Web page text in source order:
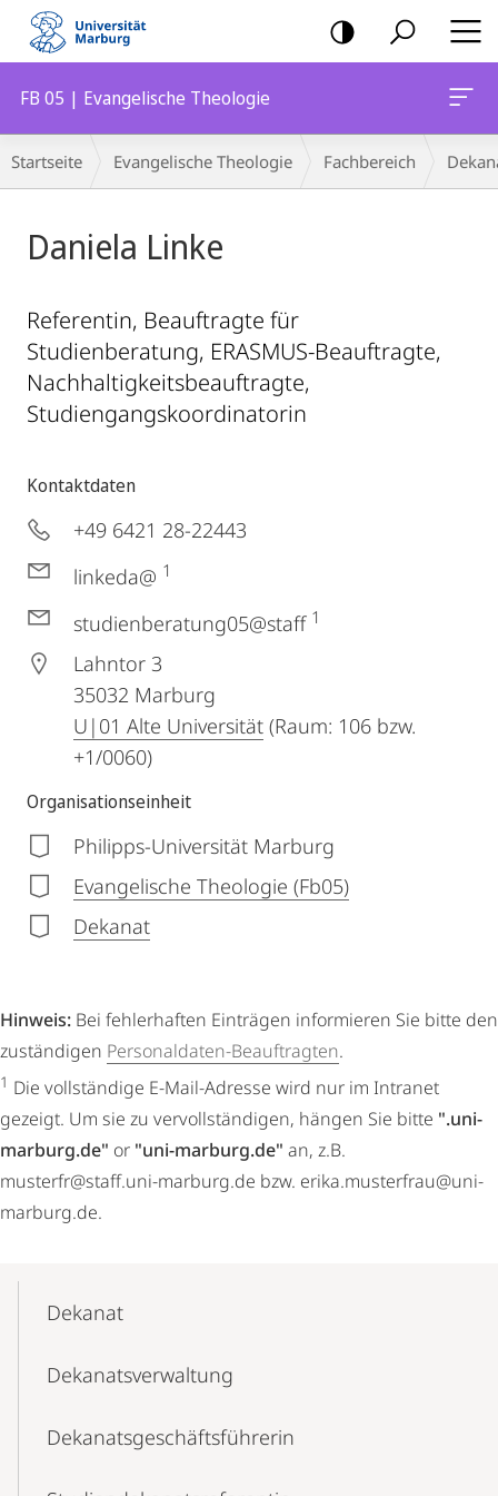
Mobile-
Navigation
FB 05 | Evangelische Theologie
Breadcrumb-
Navigation
Startseite Evangelische Theologie Fachbereich
Daniela Linke
Referentin, Beauftragte für
Studienberatung, ERASMUS-Beauftragte,
Nachhaltigkeitsbeauftragte,
Studiengangskoordinatorin
Kontaktdaten
+49 6421 28-22443
linkeda@ 1
studienberatung05@staff 1
Lahntor 3
35032 Marburg
U|01 Alte Universität (Raum: 106 bzw.
+1/0060)
Organisationseinheit
Philipps-Universität Marburg
Evangelische Theologie (Fb05)
Dekanat
Hinweis: Bei fehlerhaften Einträgen informieren Sie bitte den
zuständigen Personaldaten-Beauftragten.
1 Die vollständige E-Mail-Adresse wird nur im Intranet
gezeigt. Um sie zu vervollständigen, hängen Sie bitte ".uni-
marburg.de" or "uni-marburg.de" an, z.B.
musterfr@staff.uni-marburg.de bzw. erika.musterfrau@uni-
marburg.de.
NavigationDekanat
Dekanatsverwaltung
Dekanatsgeschäftsführerin